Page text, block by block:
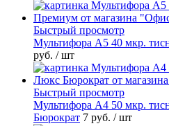
Быстрый просмотр
Мультифора А5 40 мкр.
руб. / шт
Быстрый просмотр
Мультифора А4 50 мкр.
Бюрократ 7 руб. / шт